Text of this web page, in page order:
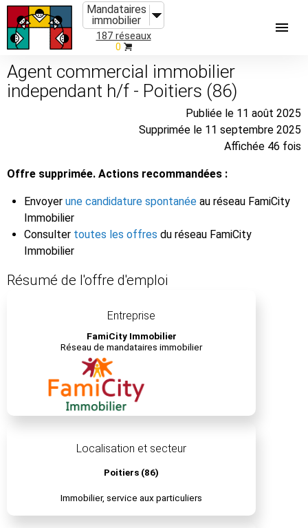
Mandataires
immobilier
187 réseaux
0
Agent commercial immobilier
independant h/f - Poitiers (86)
Publiée le 11 août 2025
Supprimée le 11 septembre 2025
Affichée 46 fois
Offre supprimée. Actions recommandées :
Envoyer une candidature spontanée au réseau FamiCity
Immobilier
Consulter toutes les offres du réseau FamiCity
Immobilier
Résumé de l'offre d'emploi
Entreprise
FamiCity Immobilier
Réseau de mandataires immobilier
Localisation et secteur
Poitiers (86)
Immobilier, service aux particuliers